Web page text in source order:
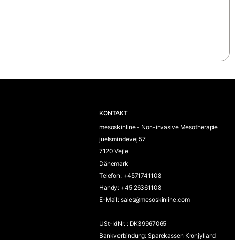
KONTAKT
mesoskinline - Non-invasive Mesotherapie
juelsmindevej 57
7120 Vejle
Dänemark
Telefon: +4571741108
Handy: +45 26361108
E-Mail: sales@mesoskinline.com
USt-IdNr. :DK39967065
Bankverbindung: Sparekassen Kronjylland